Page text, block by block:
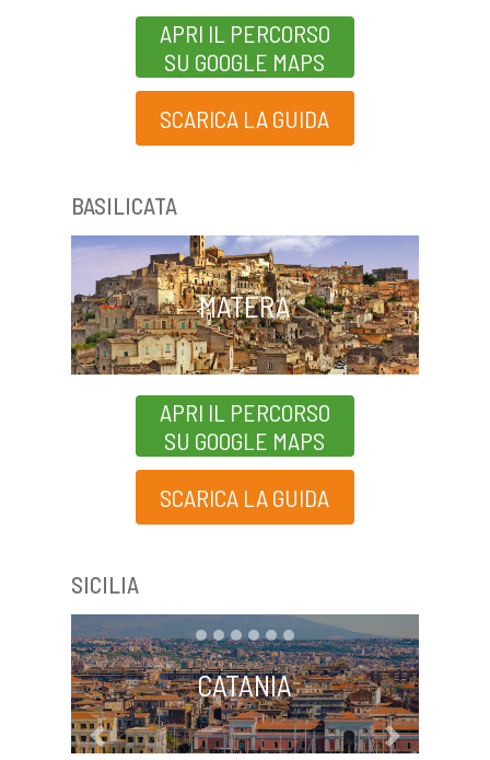
APRI IL PERCORSO
SU GOOGLE MAPS
SCARICA LA GUIDA
BASILICATA
MATERA
APRI IL PERCORSO
SU GOOGLE MAPS
SCARICA LA GUIDA
SICILIA
CATANIA
Previous Next